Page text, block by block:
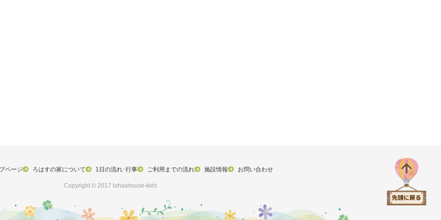
ページ ろはすの家について 1日の流れ･行事 ご利用までの流れ 施設情報 お問い合わせ
Copyright © 2017 lohashouse-kids